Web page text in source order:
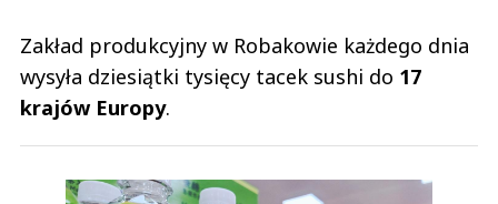
Zakład produkcyjny w Robakowie każdego dnia
wysyła dziesiątki tysięcy tacek sushi do 17
krajów Europy.